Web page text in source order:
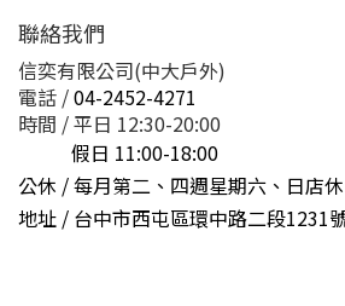
聯絡我們
信奕有限公司(中大戶外)
電話 /04-2452-4271
時間 / 平日 12:30-20:00
假日 11:00-18:00
公休 / 每月第二、四週星期六、日店休
地址 / 台中市西屯區環中路二段1231